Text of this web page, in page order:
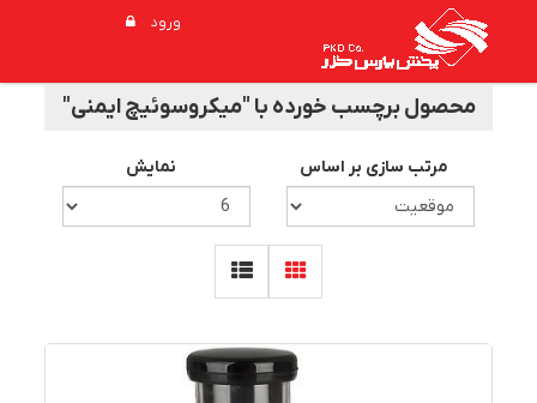
ورود
محصول برچسب خورده با "میکروسوئیچ ایمنی"
مرتب سازی بر اساس نمایش